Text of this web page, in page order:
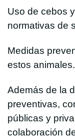
Uso de cebos
normativas de
Medidas
estos animales.
Además de la
preventivas,
públicas y
colaboración